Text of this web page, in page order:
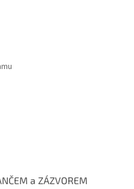
a ZÁZVOREM